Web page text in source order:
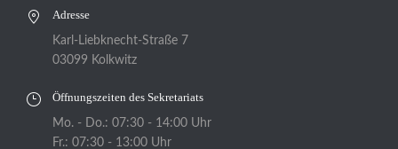
Adresse
Karl-Liebknecht-Straße 7
03099 Kolkwitz
Öffnungszeiten des Sekretariats
Mo. - Do.: 07:30 - 14:00 Uhr
Fr.: 07:30 - 13:00 Uhr